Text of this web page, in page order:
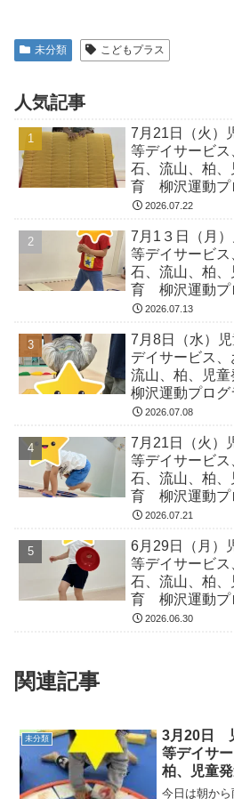
未分類 こどもプラス
人気記事
7月21日（火）
等デイサービ
石、流山、柏
育 柳沢運動プ
気になる 発
2026.07.22
7月1３日（月
等デイサービ
石、流山、柏
育 柳沢運動プ
気になる 発
2026.07.13
7月8日（水）
デイサービス、
流山、柏、児
柳沢運動プロ
なる 発達障
2026.07.08
7月21日（火）
等デイサービ
石、流山、柏
育 柳沢運動プ
気になる 発
2026.07.21
6月29日（月）
等デイサービ
石、流山、柏
育 柳沢運動プ
気になる 発
2026.06.30
関連記事
未分類
3月20日
等デイサ
柏、児童
沢運動プ
今日は朝か